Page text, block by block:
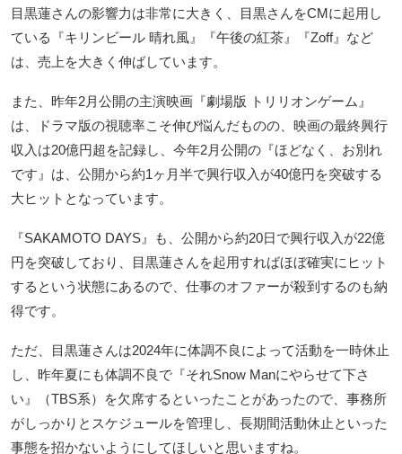
目黒蓮さんの影響力は非常に大きく、目黒さんをCMに起用し
ている『キリンビール 晴れ風』『午後の紅茶』『Zoff』など
は、売上を大きく伸ばしています。
また、昨年2月公開の主演映画『劇場版 トリリオンゲーム』
は、ドラマ版の視聴率こそ伸び悩んだものの、映画の最終興行
収入は20億円超を記録し、今年2月公開の『ほどなく、お別れ
です』は、公開から約1ヶ月半で興行収入が40億円を突破する
大ヒットとなっています。
『SAKAMOTO DAYS』も、公開から約20日で興行収入が22億
円を突破しており、目黒蓮さんを起用すればほぼ確実にヒット
するという状態にあるので、仕事のオファーが殺到するのも納
得です。
ただ、目黒蓮さんは2024年に体調不良によって活動を一時休止
し、昨年夏にも体調不良で『それSnow Manにやらせて下さ
い』（TBS系）を欠席するといったことがあったので、事務所
がしっかりとスケジュールを管理し、長期間活動休止といった
事態を招かないようにしてほしいと思いますね。